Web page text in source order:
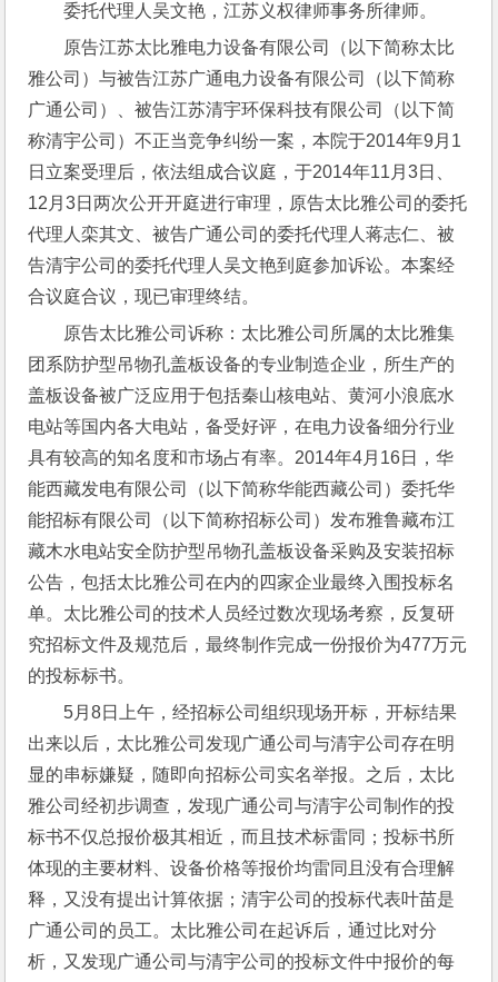
委托代理人吴文艳，江苏义权律师事务所律师。
原告江苏太比雅电力设备有限公司（以下简称太比
雅公司）与被告江苏广通电力设备有限公司（以下简称
广通公司）、被告江苏清宇环保科技有限公司（以下简
称清宇公司）不正当竞争纠纷一案，本院于2014年9月1
日立案受理后，依法组成合议庭，于2014年11月3日、
12月3日两次公开开庭进行审理，原告太比雅公司的委托
代理人栾其文、被告广通公司的委托代理人蒋志仁、被
告清宇公司的委托代理人吴文艳到庭参加诉讼。本案经
合议庭合议，现已审理终结。
原告太比雅公司诉称：太比雅公司所属的太比雅集
团系防护型吊物孔盖板设备的专业制造企业，所生产的
盖板设备被广泛应用于包括秦山核电站、黄河小浪底水
电站等国内各大电站，备受好评，在电力设备细分行业
具有较高的知名度和市场占有率。2014年4月16日，华
能西藏发电有限公司（以下简称华能西藏公司）委托华
能招标有限公司（以下简称招标公司）发布雅鲁藏布江
藏木水电站安全防护型吊物孔盖板设备采购及安装招标
公告，包括太比雅公司在内的四家企业最终入围投标名
单。太比雅公司的技术人员经过数次现场考察，反复研
究招标文件及规范后，最终制作完成一份报价为477万元
的投标标书。
5月8日上午，经招标公司组织现场开标，开标结果
出来以后，太比雅公司发现广通公司与清宇公司存在明
显的串标嫌疑，随即向招标公司实名举报。之后，太比
雅公司经初步调查，发现广通公司与清宇公司制作的投
标书不仅总报价极其相近，而且技术标雷同；投标书所
体现的主要材料、设备价格等报价均雷同且没有合理解
释，又没有提出计算依据；清宇公司的投标代表叶苗是
广通公司的员工。太比雅公司在起诉后，通过比对分
析，又发现广通公司与清宇公司的投标文件中报价的每